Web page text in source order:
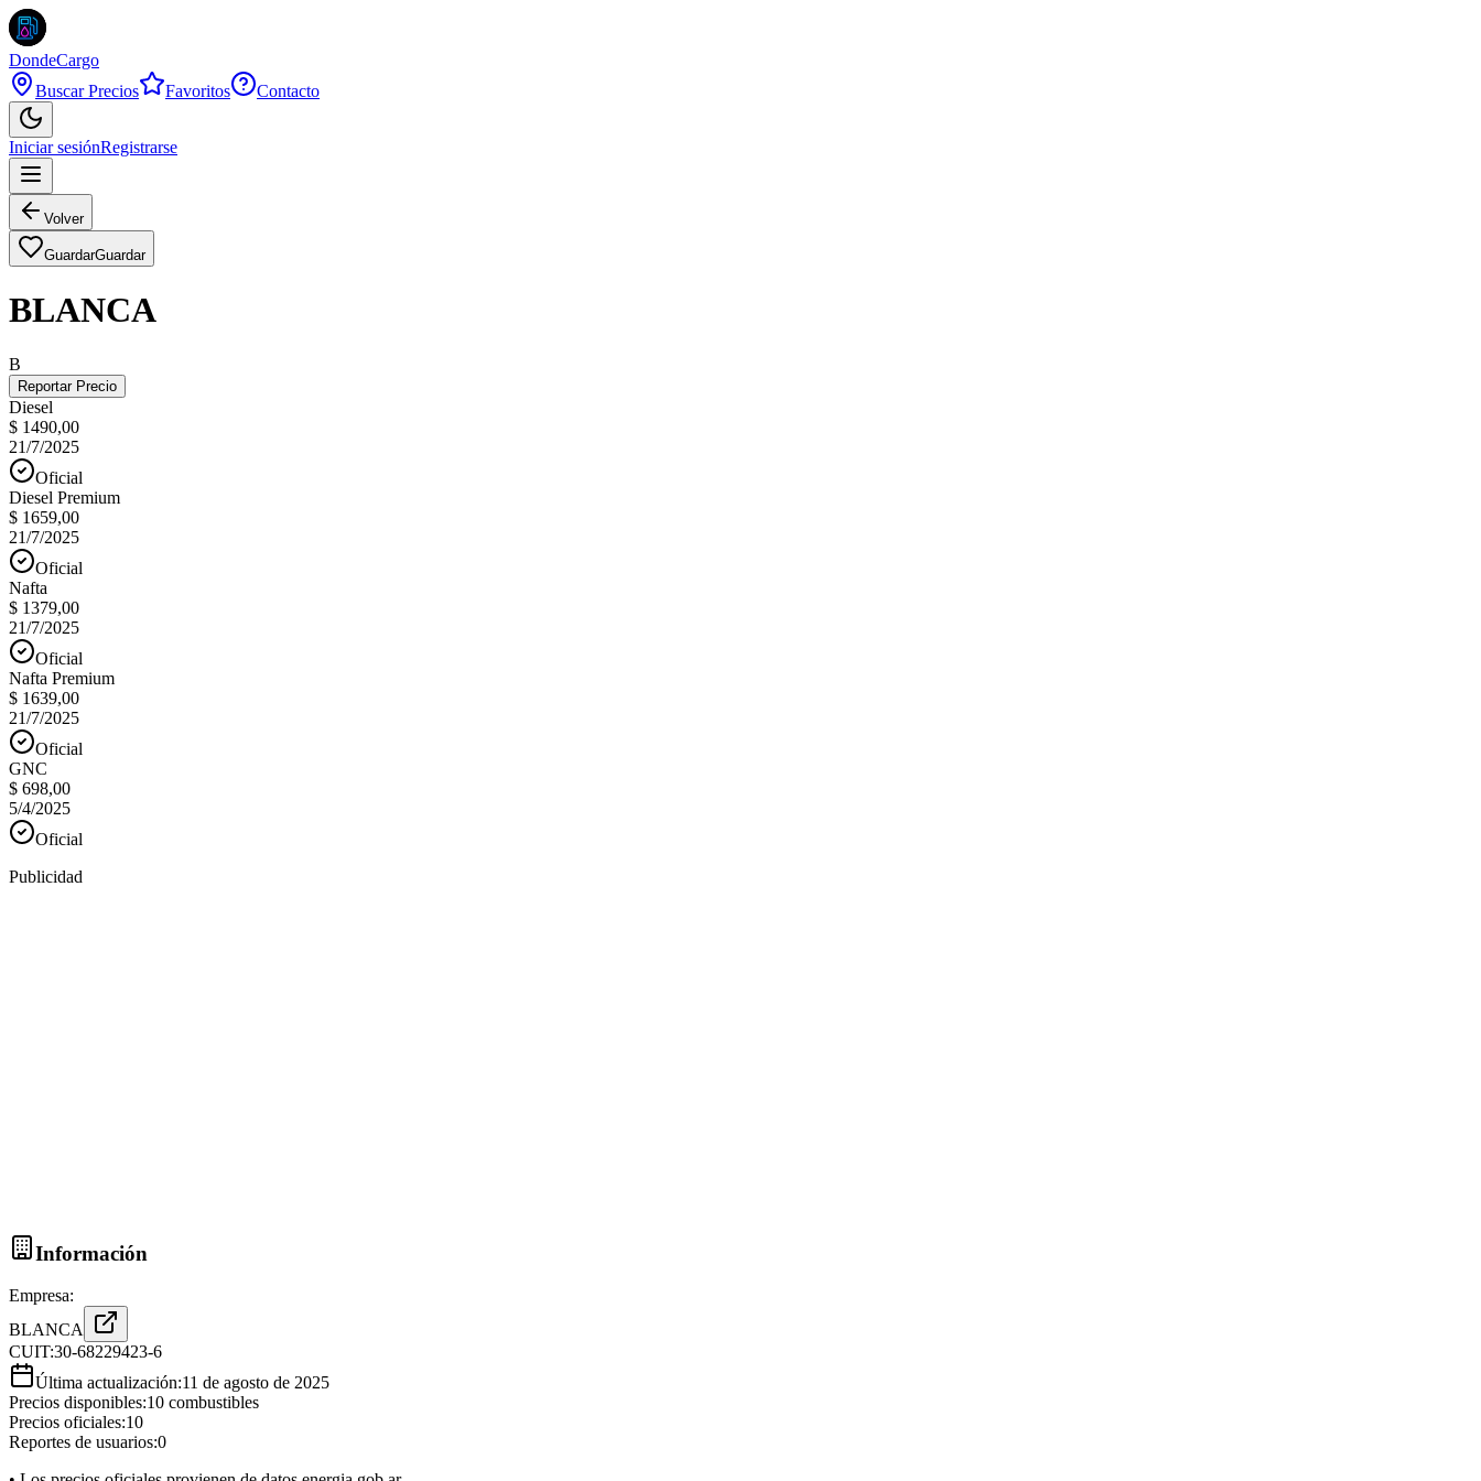
DondeCargo
Buscar Precios
Favoritos Contacto
Iniciar sesiónRegistrarse
Volver
GuardarGuardar
BLANCA
B
Reportar Precio
Diesel
$ 1490,00
21/7/2025
Oficial
Diesel Premium
$ 1659,00
21/7/2025
Oficial
Nafta
$ 1379,00
21/7/2025
Oficial
Nafta Premium
$ 1639,00
21/7/2025
Oficial
GNC
$ 698,00
5/4/2025
Oficial
Publicidad
Información
Empresa:
BLANCA
CUIT:30-68229423-6
Última actualización:11 de agosto de 2025
Precios disponibles:10 combustibles
Precios oficiales:10
Reportes de usuarios:0